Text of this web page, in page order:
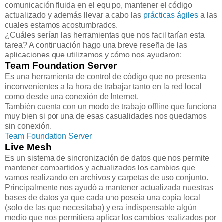
comunicación fluida en el equipo, mantener el código
actualizado y además llevar a cabo las prácticas ágiles a las
cuales estamos acostumbrados.
¿Cuáles serían las herramientas que nos facilitarían esta
tarea? A continuación hago una breve reseña de las
aplicaciones que utilizamos y cómo nos ayudaron:
Team Foundation Server
Es una herramienta de control de código que no presenta
inconvenientes a la hora de trabajar tanto en la red local
como desde una conexión de Internet.
También cuenta con un modo de trabajo offline que funciona
muy bien si por una de esas casualidades nos quedamos
sin conexión.
Team Foundation Server
Live Mesh
Es un sistema de sincronización de datos que nos permite
mantener compartidos y actualizados los cambios que
vamos realizando en archivos y carpetas de uso conjunto.
Principalmente nos ayudó a mantener actualizada nuestras
bases de datos ya que cada uno poseía una copia local
(solo de las que necesitaba) y era indispensable algún
medio que nos permitiera aplicar los cambios realizados por